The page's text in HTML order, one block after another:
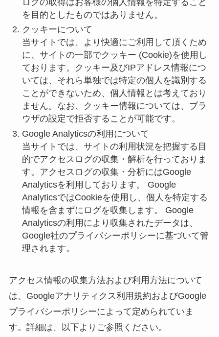
を目的としたものではありません。
クッキーについて
当サイトでは、より快適にご利用して頂くため
に、サイトの一部でクッキー (Cookie)を使用し
ております。クッキー及びIPアドレス情報につ
いては、それら単独では特定の個人を識別する
ことができないため、個人情報とは考えており
ません。なお、クッキー情報については、ブラ
ウザの設定で拒否することが可能です。
Google Analyticsの利用について
当サイトでは、サイトの利用状況を把握する目
的でアクセスログの収集・解析を行っておりま
す。アクセスログの収集・分析にはGoogle
Analyticsを利用しております。 Google
AnalyticsではCookieを使用し、個人を特定する
情報を含まずにログを収集します。 Google
Analyticsの利用により収集されたデータは、
Google社のプライバシーポリシーに基づいて管
理されます。
アクセス情報の収集方法および利用方法について
は、Googleアナリティクス利用規約およびGoogle
プライバシーポリシーによって定められていま
す。詳細は、以下よりご参照ください。